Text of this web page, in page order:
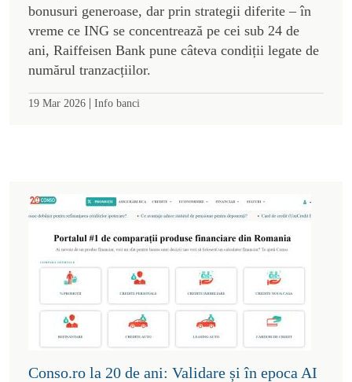
bonusuri generoase, dar prin strategii diferite – în
vreme ce ING se concentrează pe cei sub 24 de
ani, Raiffeisen Bank pune câteva condiții legate de
numărul tranzacțiilor.
19 Mar 2026 | Info banci
Conso.ro la 20 de ani: Validare și în epoca AI